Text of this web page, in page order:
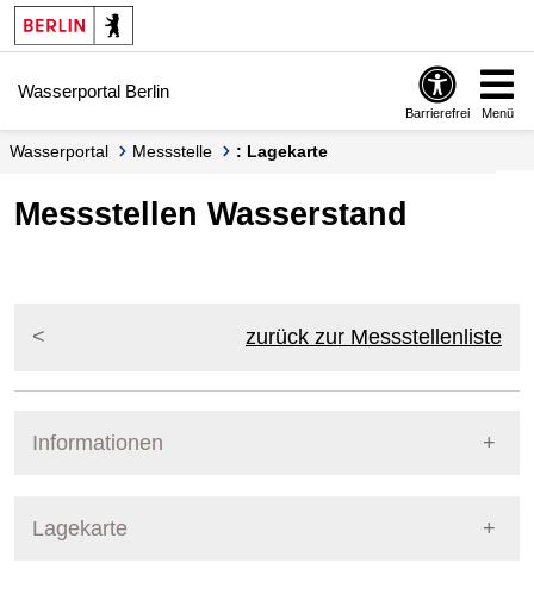
Springe zur Navigation
Springe zum Inhalt
Wasserportal Berlin
Barrierefrei Menü
Wasserportal Messstelle : Lagekarte
Messstellen Wasserstand
zurück zur Messstellenliste
Informationen
Lagekarte